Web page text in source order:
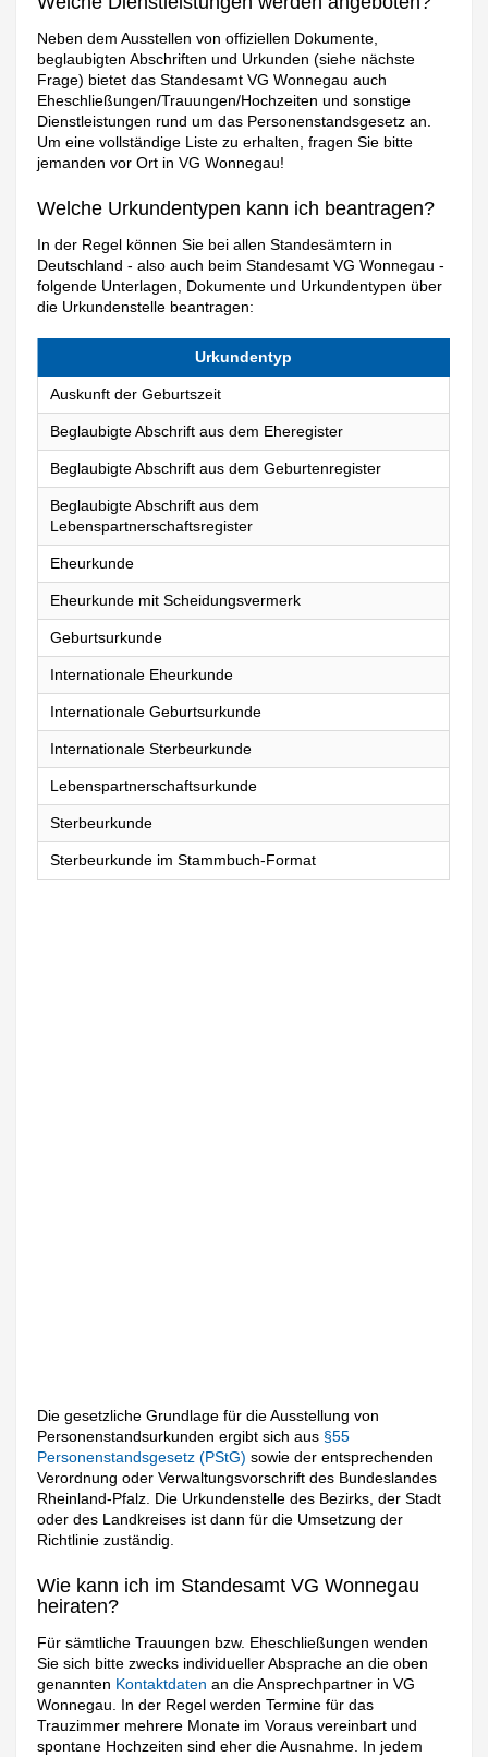
Neben dem Ausstellen von offiziellen Dokumente,
beglaubigten Abschriften und Urkunden (siehe nächste
Frage) bietet das Standesamt VG Wonnegau auch
Eheschließungen/Trauungen/Hochzeiten und sonstige
Dienstleistungen rund um das Personenstandsgesetz an.
Um eine vollständige Liste zu erhalten, fragen Sie bitte
jemanden vor Ort in VG Wonnegau!
Welche Urkundentypen kann ich beantragen?
In der Regel können Sie bei allen Standesämtern in
Deutschland - also auch beim Standesamt VG Wonnegau -
folgende Unterlagen, Dokumente und Urkundentypen über
die Urkundenstelle beantragen:
Urkundentyp
Auskunft der Geburtszeit
Beglaubigte Abschrift aus dem Eheregister
Beglaubigte Abschrift aus dem Geburtenregister
Beglaubigte Abschrift aus dem
Lebenspartnerschaftsregister
Eheurkunde
Eheurkunde mit Scheidungsvermerk
Geburtsurkunde
Internationale Eheurkunde
Internationale Geburtsurkunde
Internationale Sterbeurkunde
Lebenspartnerschaftsurkunde
Sterbeurkunde
Sterbeurkunde im Stammbuch-Format
Die gesetzliche Grundlage für die Ausstellung von
Personenstandsurkunden ergibt sich aus §55
Personenstandsgesetz (PStG)sowie der entsprechenden
Verordnung oder Verwaltungsvorschrift des Bundeslandes
Rheinland-Pfalz. Die Urkundenstelle des Bezirks, der Stadt
oder des Landkreises ist dann für die Umsetzung der
Richtlinie zuständig.
Wie kann ich im Standesamt VG Wonnegau
heiraten?
Für sämtliche Trauungen bzw. Eheschließungen wenden
Sie sich bitte zwecks individueller Absprache an die oben
genannten Kontaktdaten an die Ansprechpartner in VG
Wonnegau. In der Regel werden Termine für das
Trauzimmer mehrere Monate im Voraus vereinbart und
spontane Hochzeiten sind eher die Ausnahme. In jedem